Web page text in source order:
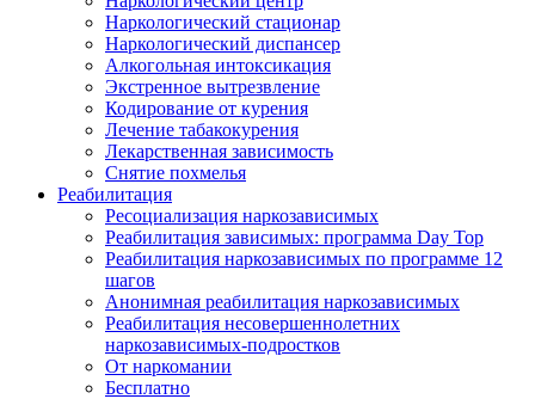
Наркологический стационар
Наркологический диспансер
Алкогольная интоксикация
Экстренное вытрезвление
Кодирование от курения
Лечение табакокурения
Лекарственная зависимость
Снятие похмелья
Реабилитация
Ресоциализация наркозависимых
Реабилитация зависимых: программа Day Top
Реабилитация наркозависимых по программе 12
шагов
Анонимная реабилитация наркозависимых
Реабилитация несовершеннолетних
наркозависимых-подростков
От наркомании
Бесплатно